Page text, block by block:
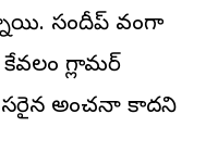
సందీప్ వంగా
గ్లామర్
అంచనా కాదని